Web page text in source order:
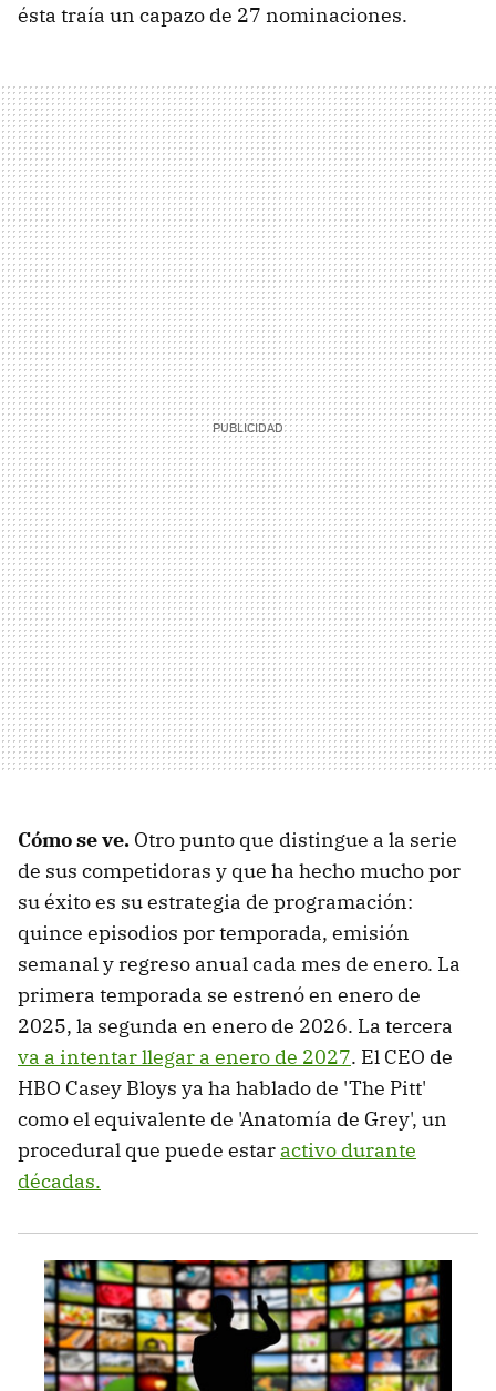
ésta traía un capazo de 27 nominaciones.
Cómo se ve. Otro punto que distingue a la serie
de sus competidoras y que ha hecho mucho por
su éxito es su estrategia de programación:
quince episodios por temporada, emisión
semanal y regreso anual cada mes de enero. La
primera temporada se estrenó en enero de
2025, la segunda en enero de 2026. La tercera
va a intentar llegar a enero de 2027. El CEO de
HBO Casey Bloys ya ha hablado de 'The Pitt'
como el equivalente de 'Anatomía de Grey', un
procedural que puede estar activo durante
décadas.